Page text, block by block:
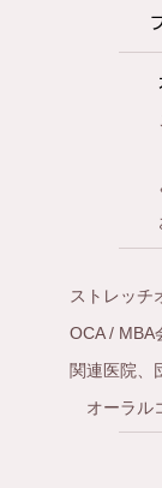
ストレッチ
OCA / MBA
関連医院、
オーラル